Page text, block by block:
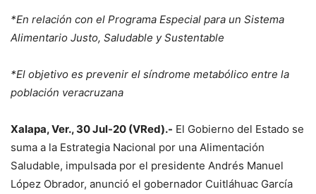
*En relación con el Programa Especial para un Sistema
Alimentario Justo, Saludable y Sustentable
*El objetivo es prevenir el síndrome metabólico entre la
población veracruzana
Xalapa, Ver., 30 Jul-20 (VRed).- El Gobierno del Estado se
suma a la Estrategia Nacional por una Alimentación
Saludable, impulsada por el presidente Andrés Manuel
López Obrador, anunció el gobernador Cuitláhuac García